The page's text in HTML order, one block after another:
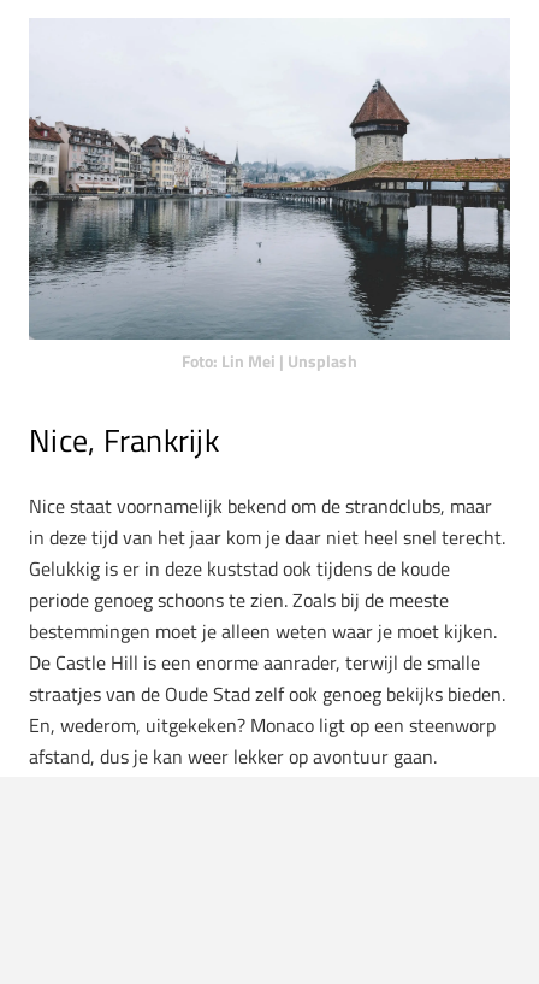
Foto: Lin Mei | Unsplash
Nice, Frankrijk
Nice staat voornamelijk bekend om de strandclubs, maar
in deze tijd van het jaar kom je daar niet heel snel terecht.
Gelukkig is er in deze kuststad ook tijdens de koude
periode genoeg schoons te zien. Zoals bij de meeste
bestemmingen moet je alleen weten waar je moet kijken.
De Castle Hill is een enorme aanrader, terwijl de smalle
straatjes van de Oude Stad zelf ook genoeg bekijks bieden.
En, wederom, uitgekeken? Monaco ligt op een steenworp
afstand, dus je kan weer lekker op avontuur gaan.